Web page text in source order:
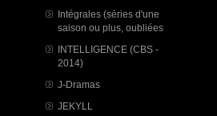
Intégrales (séries d'une
saison ou plus, oubliées
INTELLIGENCE (CBS -
2014)
J-Dramas
JEKYLL